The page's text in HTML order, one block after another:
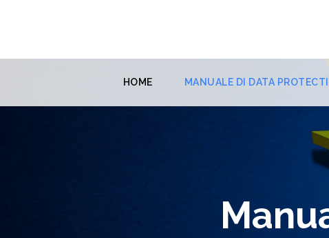
HOME MANUALE DI DATA